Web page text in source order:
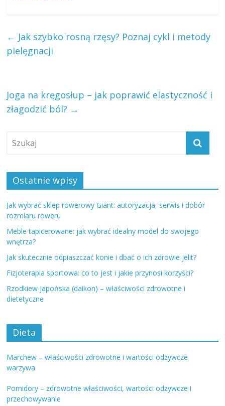
← Jak szybko rosną rzęsy? Poznaj cykl i metody
pielęgnacji
Joga na kręgosłup – jak poprawić elastyczność i
złagodzić ból? →
Ostatnie wpisy
Jak wybrać sklep rowerowy Giant: autoryzacja, serwis i dobór
rozmiaru roweru
Meble tapicerowane: jak wybrać idealny model do swojego
wnętrza?
Jak skutecznie odpiaszczać konie i dbać o ich zdrowie jelit?
Fizjoterapia sportowa: co to jest i jakie przynosi korzyści?
Rzodkiew japońska (daikon) – właściwości zdrowotne i
dietetyczne
Dieta
Marchew – właściwości zdrowotne i wartości odżywcze
warzywa
Pomidory – zdrowotne właściwości, wartości odżywcze i
przechowywanie